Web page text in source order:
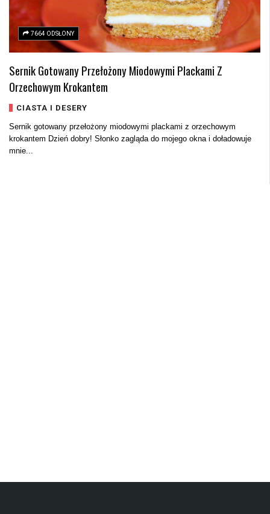
7664 ODSŁONY
Sernik Gotowany Przełożony Miodowymi Plackami Z
Orzechowym Krokantem
CIASTA I DESERY
Sernik gotowany przełożony miodowymi plackami z orzechowym
krokantem Dzień dobry! Słonko zagląda do mojego okna i doładowuje
mnie...